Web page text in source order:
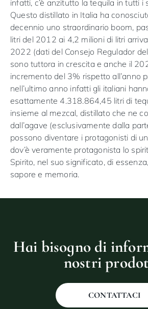
infatti, c’è anzitutto la tequila in tutti i
Questo distillato in Italia ha
decennio uno straordinario boom,
litri del 2012 ai 4,2 milioni di litri
2022 (dati del Consejo Regulador
sono tuttora in crescita e anche il
incremento del 3% rispetto all’anno
nell’ultimo anno infatti gli italiani
esattamente 4.318.864,45 litri di
insieme al mezcal, distillato che ne
dall’agave (esclusivamente dalla
possono diventare i protagonisti di
dov’è veramente protagonista lo
Spirito, nel suo significato, di
sapore e memoria.
Hai bisogno di
nostri
CONTATTACI